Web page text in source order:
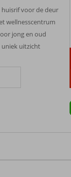
voor de deur
wellnesscentrum
jong en oud
uitzicht